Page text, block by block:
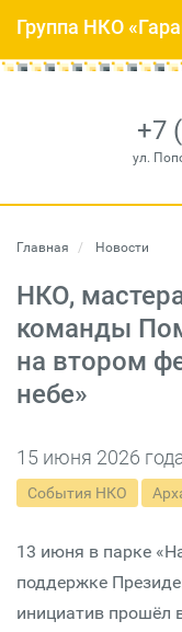
+7
ул.
Группа НКО
Главная Новости
НКО,
команды
на втором
небе»
15 июня 2026
События НКО
13 июня в парке
поддержке
инициатив прошёл